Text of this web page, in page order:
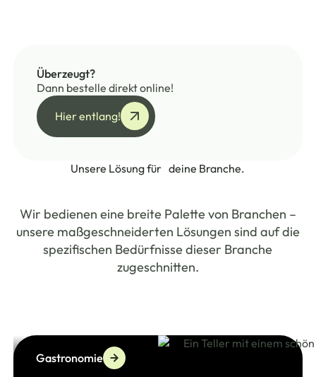
Überzeugt?
Dann bestelle direkt online!
Hier entlang!
Hier entlang!
Unsere Lösung für deine Branche.
Wir bedienen eine breite Palette von Branchen –
unsere maßgeschneiderten Lösungen sind auf die
spezifischen Bedürfnisse dieser Branche
zugeschnitten.
Gastronomie